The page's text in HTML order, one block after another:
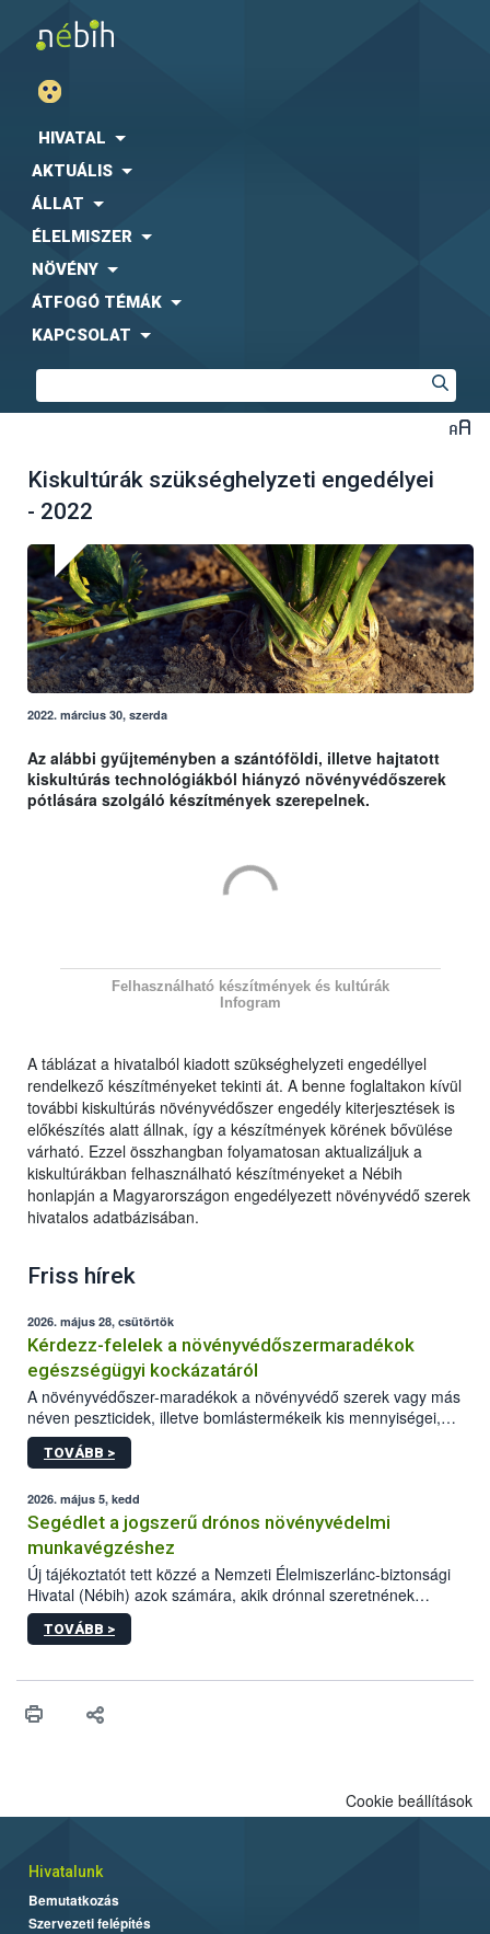
HIVATAL
AKTUÁLIS
ÁLLAT
ÉLELMISZER
NÖVÉNY
ÁTFOGÓ TÉMÁK
KAPCSOLAT
Kiskultúrák szükséghelyzeti engedélyei
- 2022
2022. március 30, szerda
Az alábbi gyűjteményben a szántóföldi, illetve hajtatott
kiskultúrás technológiákból hiányzó növényvédőszerek
pótlására szolgáló készítmények szerepelnek.
Felhasználható készítmények és kultúrák
Infogram
A táblázat a hivatalból kiadott szükséghelyzeti engedéllyel
rendelkező készítményeket tekinti át. A benne foglaltakon kívül
további kiskultúrás növényvédőszer engedély kiterjesztések is
előkészítés alatt állnak, így a készítmények körének bővülése
várható. Ezzel összhangban folyamatosan aktualizáljuk a
kiskultúrákban felhasználható készítményeket a Nébih
honlapján a Magyarországon engedélyezett növényvédő szerek
hivatalos adatbázisában.
Friss hírek
2026. május 28, csütörtök
Kérdezz-felelek a növényvédőszermaradékok
egészségügyi kockázatáról
A növényvédőszer-maradékok a növényvédő szerek vagy más
néven peszticidek, illetve bomlástermékeik kis mennyiségei,
melyek a terményekben vagy azok felületén a betakarítást,
szüretelést, illetve tárolást követően is megmaradhatnak. Az
mennyiségének esetenként a kezelt terményeken is jelen kell
lennie. Nem minden élelmiszer tartalmaz szermaradékot.
Azokban az élelmiszerekben is, melyekben kimutathatóak,
általában csak nagyon kis mennyiségben vannak jelen, így nem
jelenthetnek kockázatot a fogyasztó egészségére nézve.
TOVÁBB >
2026. május 5, kedd
Segédlet a jogszerű drónos növényvédelmi
munkavégzéshez
Új tájékoztatót tett közzé a Nemzeti Élelmiszerlánc-biztonsági
Hivatal (Nébih) azok számára, akik drónnal szeretnének
növényvédelmi vagy tápanyag-gazdálkodási tevékenységet
végezni Magyarországon. Az összefoglaló részletesen
műszaki és hatósági feltételek.
TOVÁBB >
Cookie beállítások
Hivatalunk
Bemutatkozás
Szervezeti felépítés